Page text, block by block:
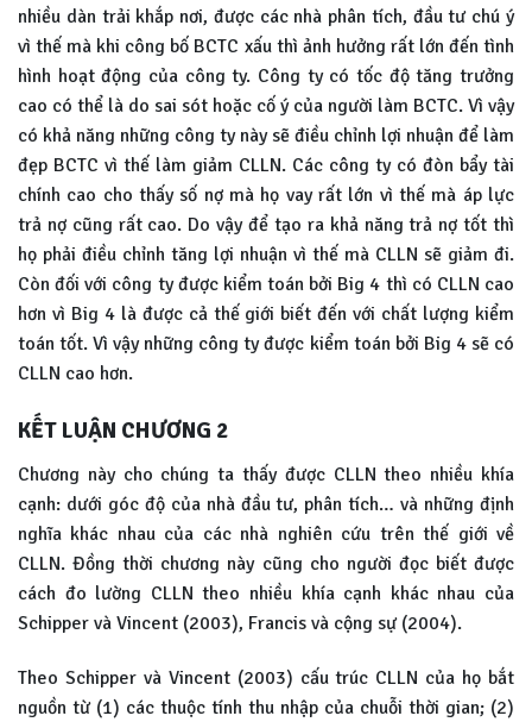
nhiều dàn trải khắp nơi, được các nhà phân tích, đầu tư chú ý
vì thế mà khi công bố BCTC xấu thì ảnh hưởng rất lớn đến tình
hình hoạt động của công ty. Công ty có tốc độ tăng trưởng
cao có thể là do sai sót hoặc cố ý của người làm BCTC. Vì vậy
có khả năng những công ty này sẽ điều chỉnh lợi nhuận để làm
đẹp BCTC vì thế làm giảm CLLN. Các công ty có đòn bẩy tài
chính cao cho thấy số nợ mà họ vay rất lớn vì thế mà áp lực
trả nợ cũng rất cao. Do vậy để tạo ra khả năng trả nợ tốt thì
họ phải điều chỉnh tăng lợi nhuận vì thế mà CLLN sẽ giảm đi.
Còn đối với công ty được kiểm toán bởi Big 4 thì có CLLN cao
hơn vì Big 4 là được cả thế giới biết đến với chất lượng kiểm
toán tốt. Vì vậy những công ty được kiểm toán bởi Big 4 sẽ có
CLLN cao hơn.
KẾT LUẬN CHƯƠNG 2
Chương này cho chúng ta thấy được CLLN theo nhiều khía
cạnh: dưới góc độ của nhà đầu tư, phân tích… và những định
nghĩa khác nhau của các nhà nghiên cứu trên thế giới về
CLLN. Đồng thời chương này cũng cho người đọc biết được
cách đo lường CLLN theo nhiều khía cạnh khác nhau của
Schipper và Vincent (2003), Francis và cộng sự (2004).
Theo Schipper và Vincent (2003) cấu trúc CLLN của họ bắt
nguồn từ (1) các thuộc tính thu nhập của chuỗi thời gian; (2)